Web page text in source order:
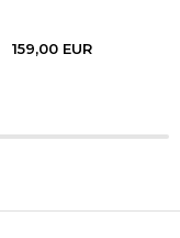
159,00 EUR